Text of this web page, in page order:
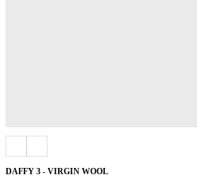
DAFFY 3 - VIRGIN WOOL